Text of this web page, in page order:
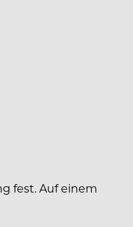
fest. Auf einem